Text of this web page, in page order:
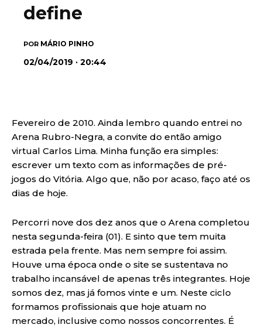
define
POR MÁRIO PINHO
02/04/2019 · 20:44
Fevereiro de 2010. Ainda lembro quando entrei no
Arena Rubro-Negra, a convite do então amigo
virtual Carlos Lima. Minha função era simples:
escrever um texto com as informações de pré-
jogos do Vitória. Algo que, não por acaso, faço até os
dias de hoje.
Percorri nove dos dez anos que o Arena completou
nesta segunda-feira (01). E sinto que tem muita
estrada pela frente. Mas nem sempre foi assim.
Houve uma época onde o site se sustentava no
trabalho incansável de apenas três integrantes. Hoje
somos dez, mas já fomos vinte e um. Neste ciclo
formamos profissionais que hoje atuam no
mercado, inclusive como nossos concorrentes. É